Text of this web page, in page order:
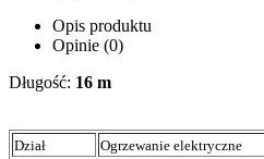
Opis produktu
Opinie (0)
Długość: 16 m
Dział
Ogrzewanie elektryczne